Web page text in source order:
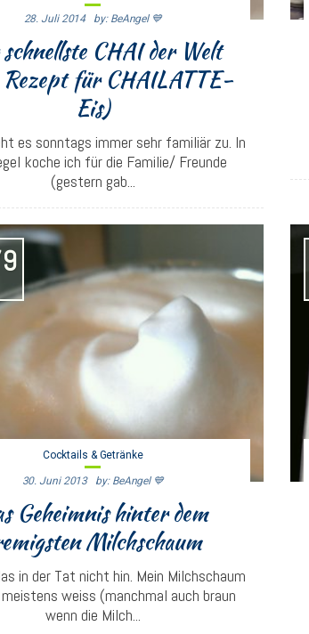
28. Juli 2014 By: BeAngel 💙
CHAI der Welt
für CHAILATTE-
Eis)
es sonntags immer sehr familiär zu. In
koche ich für die Familie/ Freunde
(gestern gab...
Cocktails & Getränke
30. Juni 2013 By: BeAngel 💙
Geheimnis hinter dem
Milchschaum
in der Tat nicht hin. Mein Milchschaum
weiss (manchmal auch braun
wenn die Milch...